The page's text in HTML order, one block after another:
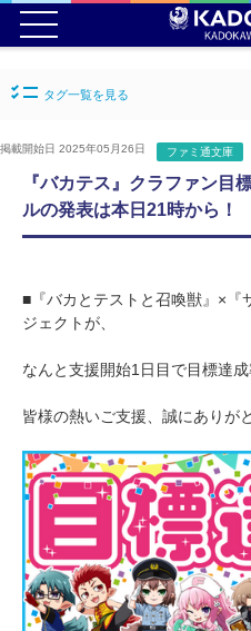
タグ一覧を見る
掲載開始日 2025年05月26日 ファミ通文庫
『バカテス』クラファン
ルの発表は本日21時から！
■『バカとテストと召喚獣』×『
ジェクトが、
なんと支援開始1日目で目標達
皆様の熱いご支援、誠にありが